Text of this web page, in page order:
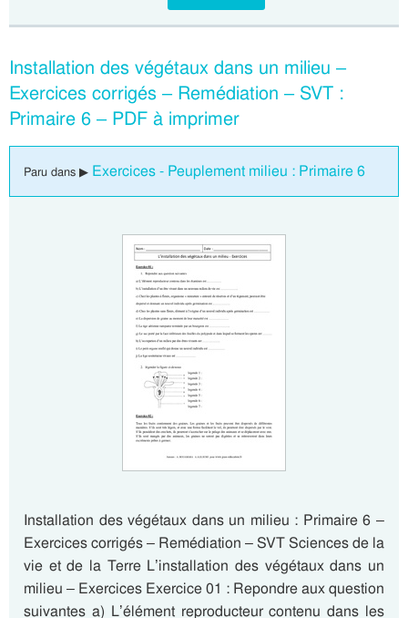
Installation des végétaux dans un milieu –
Exercices corrigés – Remédiation – SVT :
Primaire 6 – PDF à imprimer
Paru dans ▶ Exercices - Peuplement milieu : Primaire 6
Installation des végétaux dans un milieu : Primaire 6 –
Exercices corrigés – Remédiation – SVT Sciences de la
vie et de la Terre L’installation des végétaux dans un
milieu – Exercices Exercice 01 : Repondre aux question
suivantes a) L’élément reproducteur contenu dans les